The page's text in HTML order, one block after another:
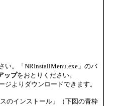
い。「NRInstallMenu.exe」のバ
ップをおとりください。
よりダウンロードできます。
のインストール」（下図の青枠